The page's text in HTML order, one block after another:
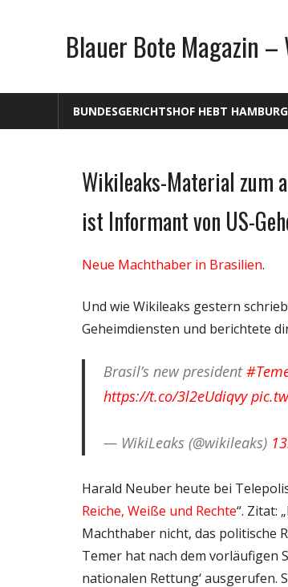
Blauer Bote Magazin
BUNDESGERICHTSHOF HEBT
Gesellschaft
Medien
Politik
Wikileaks-Material zum
ist Informant von US-
Neue Machthaber in Brasilien.
Und wie Wikileaks gestern
Geheimdiensten und berichtete
Brasil’s new president
https://t.co/3l2eUdiqvy
— WikiLeaks (@wikileaks)
Harald Neuber heute bei
Reiche, Weiße und Rechte“. Zitat:
Machthaber nicht, das politische
Temer hat nach dem vorläufigen
nationalen Rettung‘ ausgerufen.